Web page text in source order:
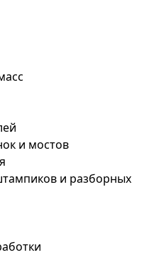
и мостов
и разборных